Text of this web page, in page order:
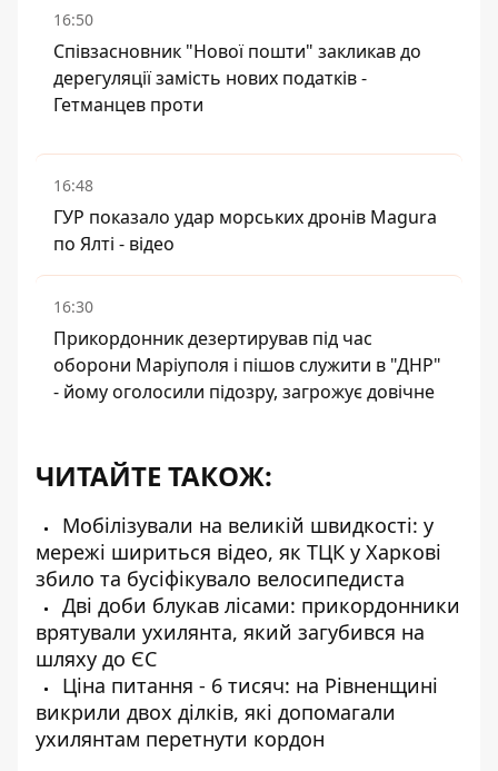
16:50
Співзасновник "Нової пошти" закликав до
дерегуляції замість нових податків -
Гетманцев проти
16:48
ГУР показало удар морських дронів Magura
по Ялті - відео
16:30
Прикордонник дезертирував під час
оборони Маріуполя і пішов служити в "ДНР"
- йому оголосили підозру, загрожує довічне
ЧИТАЙТЕ ТАКОЖ:
Мобілізували на великій швидкості: у
мережі шириться відео, як ТЦК у Харкові
збило та бусіфікувало велосипедиста
Дві доби блукав лісами: прикордонники
врятували ухилянта, який загубився на
шляху до ЄС
Ціна питання - 6 тисяч: на Рівненщині
викрили двох ділків, які допомагали
ухилянтам перетнути кордон